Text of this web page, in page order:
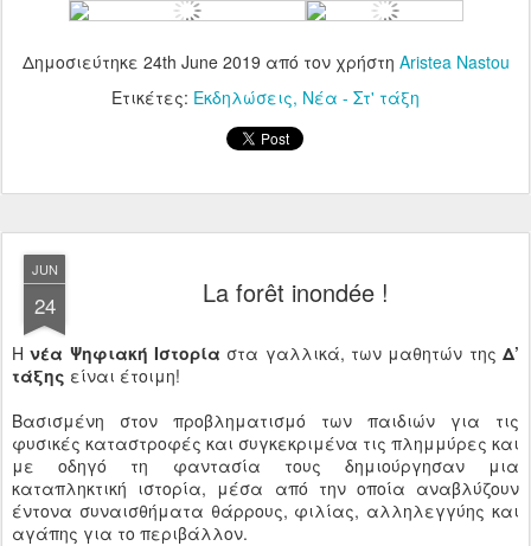
Δημοσιεύτηκε 24th June 2019 από τον χρήστη Aristea Nastou
Ετικέτες: Εκδηλώσεις Νέα - Στ' τάξη
JUN
24 La forêt inondée !
Ηνέα Ψηφιακή Ιστορία στα γαλλικά, των μαθητών τηςΔ’
τάξης είναι έτοιμη!
Βασισμένη στον προβληματισμό των παιδιών για τις
φυσικές καταστροφές και συγκεκριμένα τις πλημμύρες και
με οδηγό τη φαντασία τους δημιούργησαν μια
καταπληκτική ιστορία, μέσα από την οποία αναβλύζουν
έντονα συναισθήματα θάρρους, φιλίας, αλληλεγγύης και
αγάπης για το περιβάλλον.